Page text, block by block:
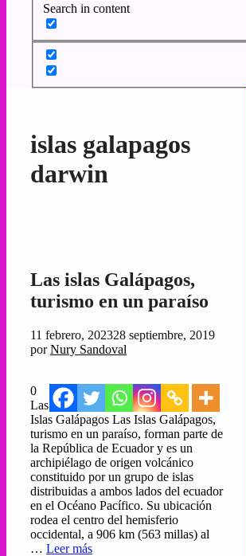
Search in content
islas galapagos
darwin
Las islas Galápagos,
turismo en un paraíso
11 febrero, 202328 septiembre, 2019
porNury Sandoval
0
Las
Islas Galápagos Las Islas Galápagos,
turismo en un paraíso, forman parte de
la República de Ecuador y es un
archipiélago de origen volcánico
constituido por un grupo de islas
distribuidas a ambos lados del ecuador
en el Océano Pacífico. Su ubicación
rodea el centro del hemisferio
occidental, a 906 km (563 millas) al
… Leer más